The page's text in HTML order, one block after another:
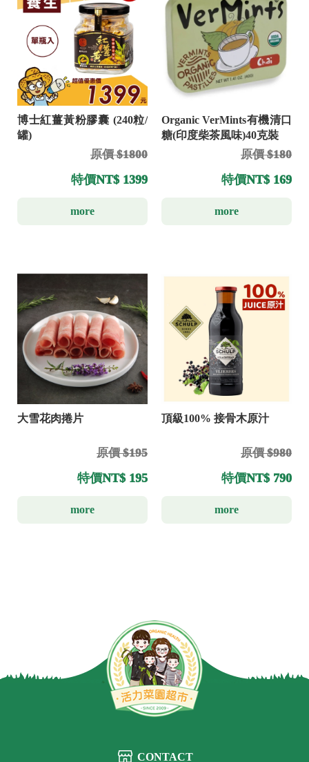
博士紅薑黃粉膠囊 (240粒/
罐)
原價 $1800
特價NT$ 1399
more
Organic VerMints有機清口
糖(印度柴茶風味)40克裝
原價 $180
特價NT$ 169
more
大雪花肉捲片
原價 $195
特價NT$ 195
more
頂級100% 接骨木原汁
原價 $980
特價NT$ 790
more
CONTACT